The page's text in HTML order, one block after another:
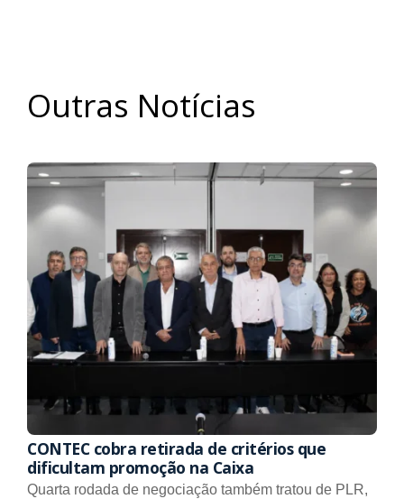
Outras Notícias
CONTEC cobra retirada de critérios que
dificultam promoção na Caixa
Quarta rodada de negociação também tratou de PLR,